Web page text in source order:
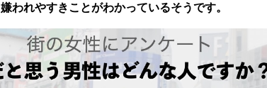
嫌われやすきことがわかっているそうです。